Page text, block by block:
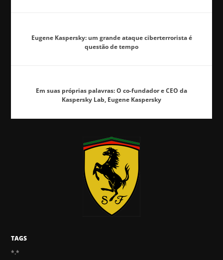
Eugene Kaspersky: um grande ataque ciberterrorista é
questão de tempo
Em suas próprias palavras: O co-fundador e CEO da
Kaspersky Lab, Eugene Kaspersky
TAGS
*.*